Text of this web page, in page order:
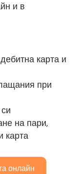
и в
карта и
при
на пари,
карта
онлайн